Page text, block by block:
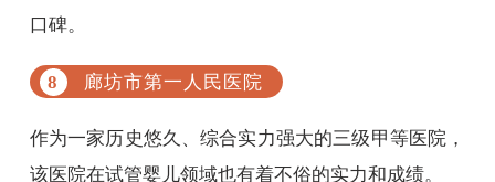
口碑。
廊坊市第一人民医院
作为一家历史悠久、综合实力强大的三级甲等医院，
该医院在试管婴儿领域也有着不俗的实力和成绩。